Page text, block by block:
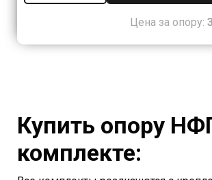
Цена за опору:
Купить опору
комплекте: